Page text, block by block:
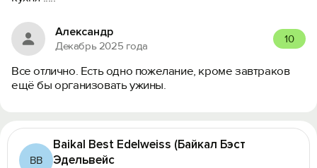
Александр
Декабрь 2025 года
10
Все отлично. Есть одно пожелание, кроме завтраков
ещё бы организовать ужины.
BB
Baikal Best Edelweiss (Байкал Бэст
Эдельвейс